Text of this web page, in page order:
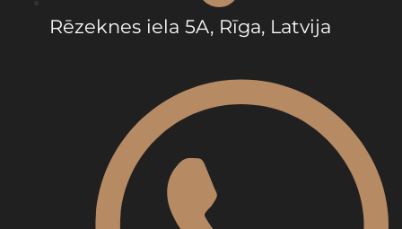
Rēzeknes iela 5A, Rīga, Latvija